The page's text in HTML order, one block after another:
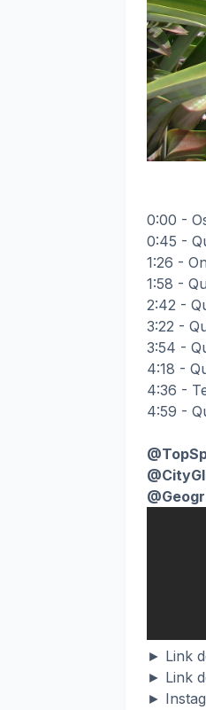
0:00 -
0:45 -
1:26 -
1:58 -
2:42 -
3:22 -
3:54 -
4:18 -
4:36 -
4:59 -
► Link
► Link
►